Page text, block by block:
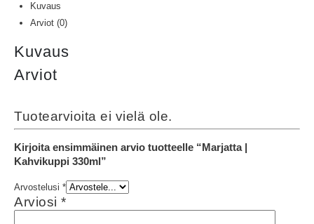
Kuvaus
Arviot (0)
Kuvaus
Arviot
Tuotearvioita ei vielä ole.
Kirjoita ensimmäinen arvio tuotteelle “Marjatta |
Kahvikuppi 330ml”
Arvostelusi *
Arviosi *